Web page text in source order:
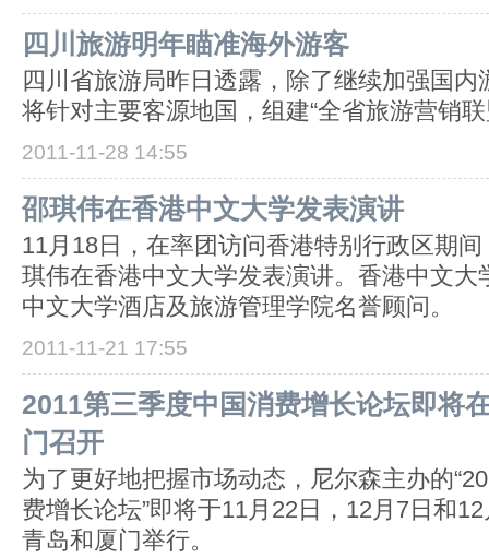
四川旅游明年瞄准海外游客
四川省旅游局昨日透露，除了继续加强国内
将针对主要客源地国，组建“全省旅游营销
2011-11-28 14:55
邵琪伟在香港中文大学发表演讲
11月18日，在率团访问香港特别行政区期
琪伟在香港中文大学发表演讲。香港中文大
中文大学酒店及旅游管理学院名誉顾问。
2011-11-21 17:55
2011第三季度中国消费增长论坛即将
门召开
为了更好地把握市场动态，尼尔森主办的
费增长论坛”即将于11月22日，12月7日和
青岛和厦门举行。